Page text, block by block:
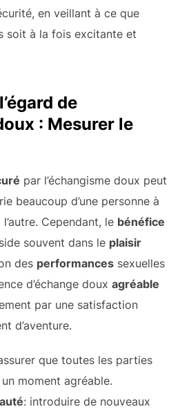
en veillant à ce que
soit à la fois excitante et
de
: Mesurer le
par l’échangisme doux peut
beaucoup d’une personne à
l’autre. Cependant, le bénéfice
souvent dans le plaisir
des performancessexuelles
d’échange doux agréable
par une satisfaction
d’aventure.
que toutes les parties
moment agréable.
: introduire de nouveaux